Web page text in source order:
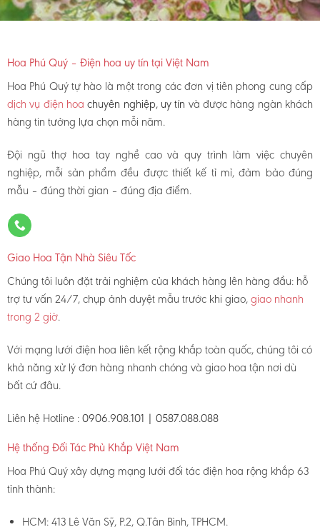
Hoa Phú Quý – Điện hoa uy tín tại Việt Nam
Hoa Phú Quý tự hào là một trong các đơn vị tiên phong cung cấp
dịch vụ điện hoachuyên nghiệp, uy tín và được hàng ngàn khách
hàng tin tưởng lựa chọn mỗi năm.
Đội ngũ thợ hoa tay nghề cao và quy trình làm việc chuyên
nghiệp, mỗi sản phẩm đều được thiết kế tỉ mỉ, đảm bảo đúng
mẫu – đúng thời gian – đúng địa điểm.
Giao Hoa Tận Nhà Siêu Tốc
Chúng tôi luôn đặt trải nghiệm của khách hàng lên hàng đầu: hỗ
trợ tư vấn 24/7, chụp ảnh duyệt mẫu trước khi giao,giao nhanh
trong 2 giờ.
Với mạng lưới điện hoa liên kết rộng khắp toàn quốc, chúng tôi có
khả năng xử lý đơn hàng nhanh chóng và giao hoa tận nơi dù
bất cứ đâu.
Liên hệ Hotline : 0906.908.101 | 0587.088.088
Hệ thống Đối Tác Phủ Khắp Việt Nam
Hoa Phú Quý xây dựng mạng lưới đối tác điện hoa rộng khắp 63
tỉnh thành:
HCM: 413 Lê Văn Sỹ, P.2, Q.Tân Bình, TPHCM.